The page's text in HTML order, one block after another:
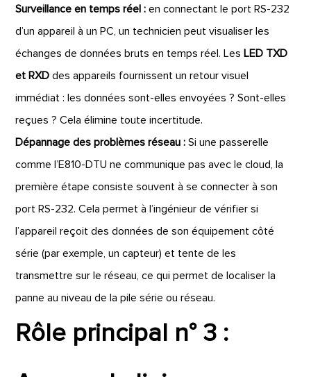
Surveillance en temps réel :en connectant le port RS-232
d’un appareil à un PC, un technicien peut visualiser les
échanges de données bruts en temps réel. Les LED TXD
et RXDdes appareils fournissent un retour visuel
immédiat : les données sont-elles envoyées ? Sont-elles
reçues ? Cela élimine toute incertitude.
Dépannage des problèmes réseau :Si une passerelle
comme l’E810-DTU ne communique pas avec le cloud, la
première étape consiste souvent à se connecter à son
port RS-232. Cela permet à l’ingénieur de vérifier si
l’appareil reçoit des données de son équipement côté
série (par exemple, un capteur) et tente de les
transmettre sur le réseau, ce qui permet de localiser la
panne au niveau de la pile série ou réseau.
Rôle principal n° 3 :